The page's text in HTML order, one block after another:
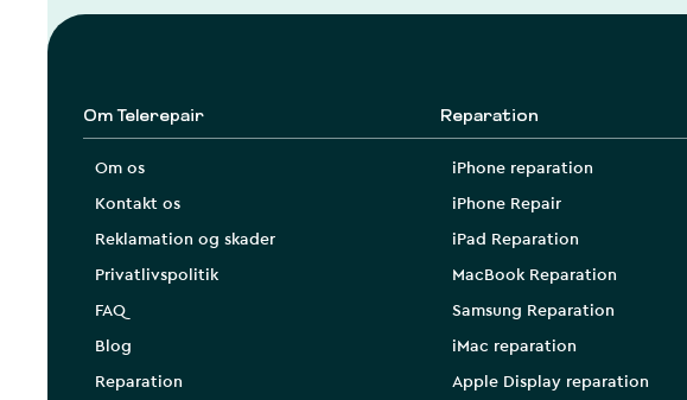
Om Telerepair
Om os
Kontakt os
Reklamation og skader
Privatlivspolitik
FAQ
Blog
Reparation
Reparation
iPhone reparation
iPhone Repair
iPad Reparation
MacBook Reparation
Samsung Reparation
iMac reparation
Apple Display reparation